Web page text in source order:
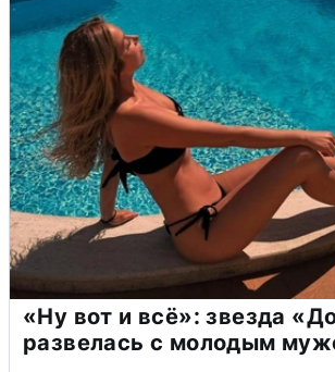
«Ну вот и всё»: звезда
развелась с молодым